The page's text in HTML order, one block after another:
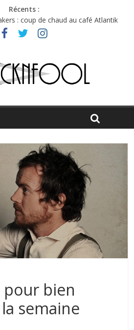
Récents :
: coup de chaud au café Atlantik
et émotions en hausse
de choisir entre chaleur et bonne
Festival : entre bière, métal et
la leçon de pop du Professeur Puth
pour bien
semaine